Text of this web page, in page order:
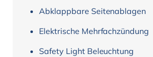
Abklappbare Seitenablagen
Elektrische Mehrfachzündung
Safety Light Beleuchtung